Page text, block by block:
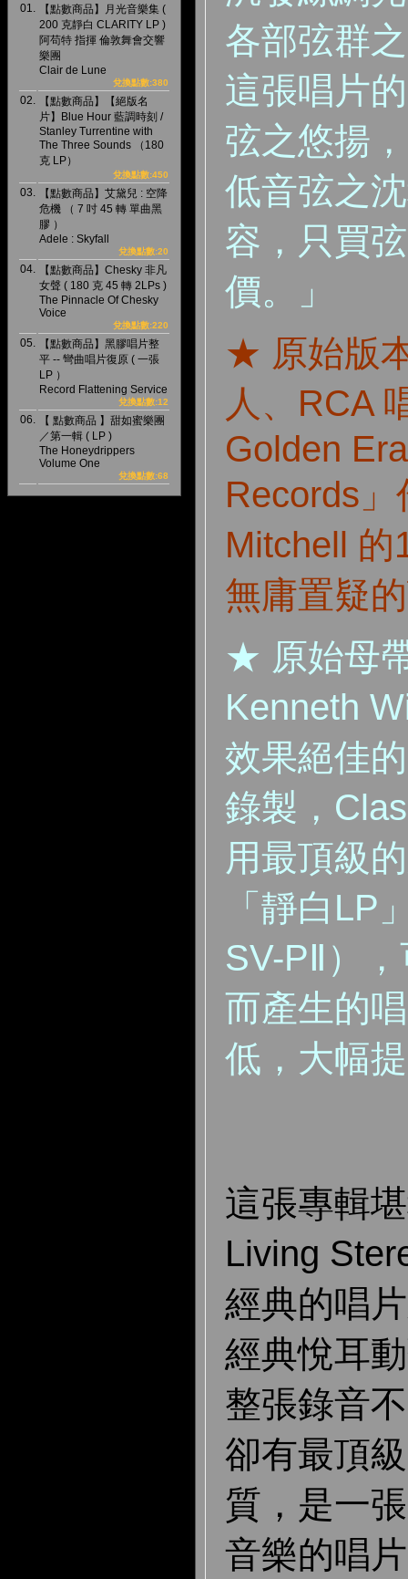
01.
【點數商品】月光音樂集 (
200 克靜白 CLARITY LP )
阿苟特 指揮 倫敦舞會交響
樂團
Clair de Lune
兌換點數:380
02.
【點數商品】【絕版名
片】Blue Hour 藍調時刻 /
Stanley Turrentine with
The Three Sounds （180
克 LP）
兌換點數:450
03.
【點數商品】艾黛兒 : 空降
危機 （ 7 吋 45 轉 單曲黑
膠 ）
Adele : Skyfall
兌換點數:20
04.
【點數商品】Chesky 非凡
女聲 ( 180 克 45 轉 2LPs )
The Pinnacle Of Chesky
Voice
兌換點數:220
05.
【點數商品】黑膠唱片整
平 -- 彎曲唱片復原 ( 一張
LP ）
Record Flattening Service
兌換點數:12
06.
【 點數商品 】甜如蜜樂團
／第一輯 ( LP )
The Honeydrippers
Volume One
兌換點數:68
各部弦群
這張唱片
弦之悠揚
低音弦之
容，只買
價。」
★ 原始版
人、RCA
Golden
Records
Mitchell 的
無庸置疑
★ 原始母
Kenneth
效果絕佳
錄製，
用最頂級
「靜白LP
SV-PⅡ）
而產生的
低，大幅
這張專輯
Living
經典的唱
經典悅耳
整張錄音
卻有最頂
質，是一
音樂的唱